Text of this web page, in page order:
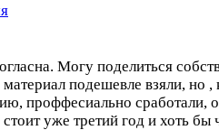
Могу поделиться
подешевле взяли, но
проффесиально сработали,
уже третий год и хоть бы